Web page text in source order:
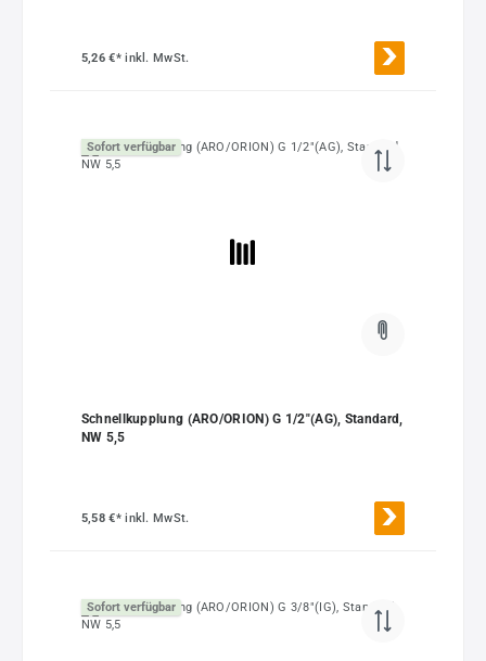
5,26 €*inkl. MwSt.
Sofort verfügbar
Schnellkupplung (ARO/ORION) G 1/2"(AG), Standard,
NW 5,5
5,58 €*inkl. MwSt.
Sofort verfügbar